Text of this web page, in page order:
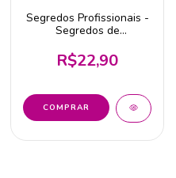
Segredos Profissionais -
Segredos de
R$22,90